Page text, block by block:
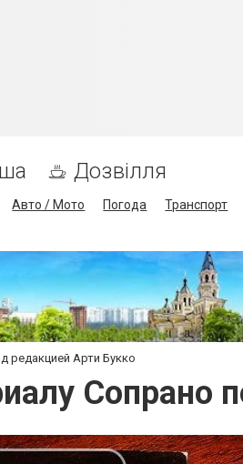
Дозвілля
Авто / Мото Погода Транспорт
редакцией Арти Букко
Сопрано